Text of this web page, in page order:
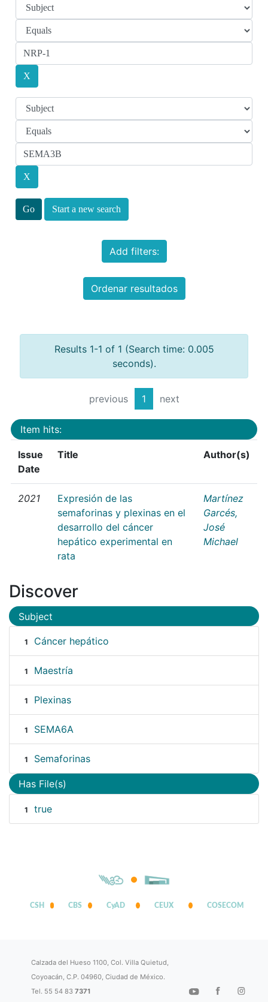
Start a new search
Add filters:
Ordenar resultados
Results 1-1 of 1 (Search time: 0.005
seconds).
previous 1 next
Item hits:
Issue
Date
Title Author(s)
2021
Expresión de las
semaforinas y plexinas en el
desarrollo del cáncer
hepático experimental en
rata
Martínez
Garcés,
José
Michael
Discover
Subject
1 Cáncer hepático
1 Maestría
1 Plexinas
1 SEMA6A
1 Semaforinas
Has File(s)
1 true
CSH CBS CyAD CEUX COSECOM
Calzada del Hueso 1100, Col. Villa Quietud,
Coyoacán, C.P. 04960, Ciudad de México.
Tel. 55 54 837371